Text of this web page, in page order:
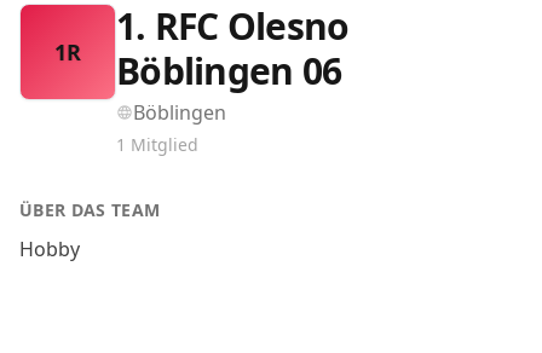
1R
1. RFC Olesno
Böblingen 06
Böblingen
1 Mitglied
ÜBER DAS TEAM
Hobby